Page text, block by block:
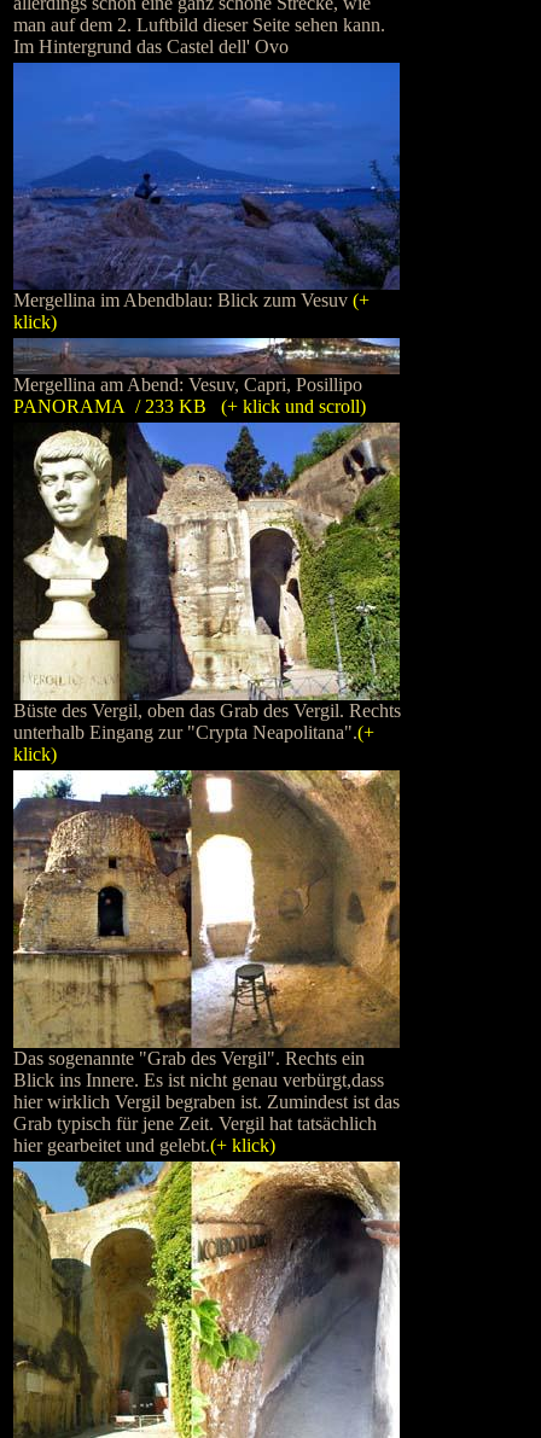
man auf dem 2. Luftbild dieser Seite sehen kann.
Im Hintergrund das Castel dell' Ovo
Mergellina im Abendblau: Blick zum Vesuv (+
klick)
Mergellina am Abend: Vesuv, Capri, Posillipo
PANORAMA / 233 KB (+ klick und scroll)
Büste des Vergil, oben das Grab des Vergil. Rechts
unterhalb Eingang zur "Crypta Neapolitana".(+
klick)
Das sogenannte "Grab des Vergil". Rechts ein
Blick ins Innere. Es ist nicht genau verbürgt,dass
hier wirklich Vergil begraben ist. Zumindest ist das
Grab typisch für jene Zeit. Vergil hat tatsächlich
hier gearbeitet und gelebt.(+ klick)